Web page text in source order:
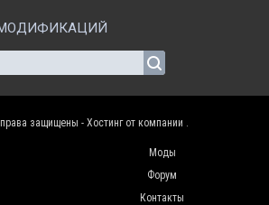
защищены - Хостинг от компании .
Моды
Форум
Контакты